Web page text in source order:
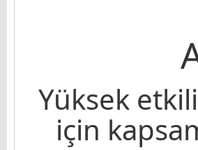
Yüksek
için